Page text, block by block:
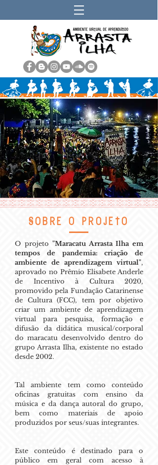
SOBRE O PROJETO
O projeto"Maracatu Arrasta Ilha em
tempos de pandemia: criação de
ambiente de aprendizagem virtual",
aprovado no Prêmio Elisabete Anderle
de Incentivo à Cultura 2020,
promovido pela Fundação Catarinense
de Cultura (FCC), tem por objetivo
criar um ambiente de aprendizagem
virtual para pesquisa, formação e
difusão da didática musical/corporal
do maracatu desenvolvido dentro do
grupo Arrasta Ilha, existente no estado
desde 2002.
Tal ambiente tem como conteúdo
oficinas gratuitas com ensino da
música e da dança autoral do grupo,
bem como materiais de apoio
produzidos por seus/suas integrantes.
Este conteúdo é destinado para o
público em geral com acesso à